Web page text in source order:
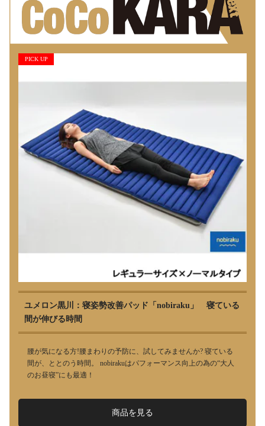
PICK UP
ユメロン黒川：寝姿勢改善パッド「nobiraku」 寝ている
間が伸びる時間
腰が気になる方!腰まわりの予防に、試してみませんか? 寝ている
間が、ととのう時間。 nobirakuはパフォーマンス向上の為の“大人
のお昼寝”にも最適！
商品を見る